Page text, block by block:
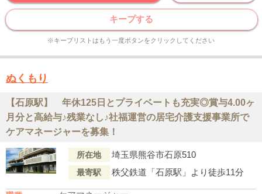
キープする
※キープリストはもう一度ボタンをクリックしてください
ぬくもり
【石原駅】 年休125日とプライベートも充実◎賞与4.00ヶ
月分と高給与♪残業なし♪社福運営の居宅介護支援事業所で
ケアマネージャーを募集！
所在地 埼玉県熊谷市石原510
最寄駅 秩父鉄道「石原駅」より徒歩11分